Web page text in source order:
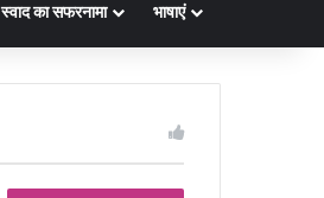
स्वाद का सफरनामा भाषाएं